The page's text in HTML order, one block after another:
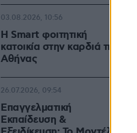
Η Smart φοιτητική
κατοικία στην καρδιά της
Αθήνας
03.08.2026, 10:56
Επαγγελματική
Εκπαίδευση &
26.07.2026, 09:54